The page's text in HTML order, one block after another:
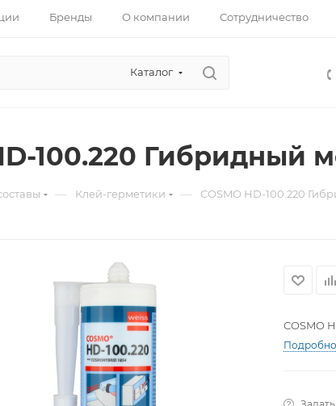
Бренды О компании Сотрудничество
Каталог
100.220 Гибридный
— Клей-герметики — COSMO HD-100.220
COSMO